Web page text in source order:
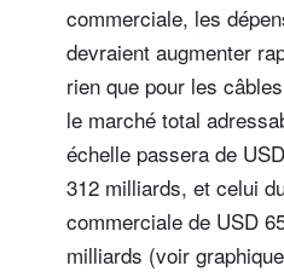
commerciale, les
devraient augmenter
rien que pour les
le marché total
échelle passera de
312 milliards, et celui
commerciale de USD
milliards (voir